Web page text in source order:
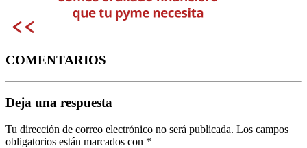
COMENTARIOS
Deja una respuesta
Tu dirección de correo electrónico no será publicada. Los campos
obligatorios están marcados con *